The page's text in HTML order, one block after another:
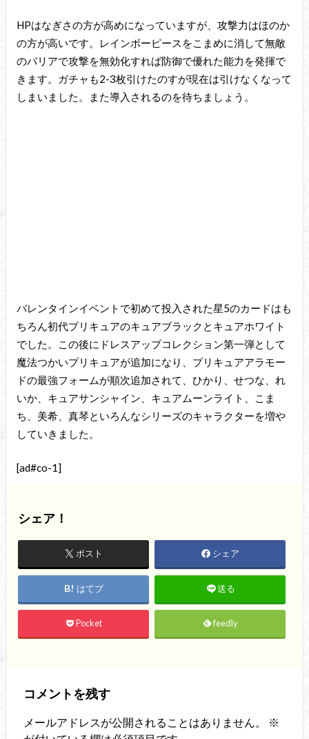
HPはなぎさの方が高めになっていますが、攻撃力はほのか
の方が高いです。レインボーピースをこまめに消して無敵
のバリアで攻撃を無効化すれば防御で優れた能力を発揮で
きます。ガチャも2-3枚引けたのすが現在は引けなくなって
しまいました。また導入されるのを待ちましょう。
バレンタインイベントで初めて投入された星5のカードはも
ちろん初代プリキュアのキュアブラックとキュアホワイト
でした。この後にドレスアップコレクション第一弾として
魔法つかいプリキュアが追加になり、プリキュアアラモー
ドの最強フォームが順次追加されて、ひかり、せつな、れ
いか、キュアサンシャイン、キュアムーンライト、こま
ち、美希、真琴といろんなシリーズのキャラクターを増や
していきました。
[ad#co-1]
シェア！
ポスト シェア
はてブ 送る
Pocket feedly
コメントを残す
メールアドレスが公開されることはありません。
※